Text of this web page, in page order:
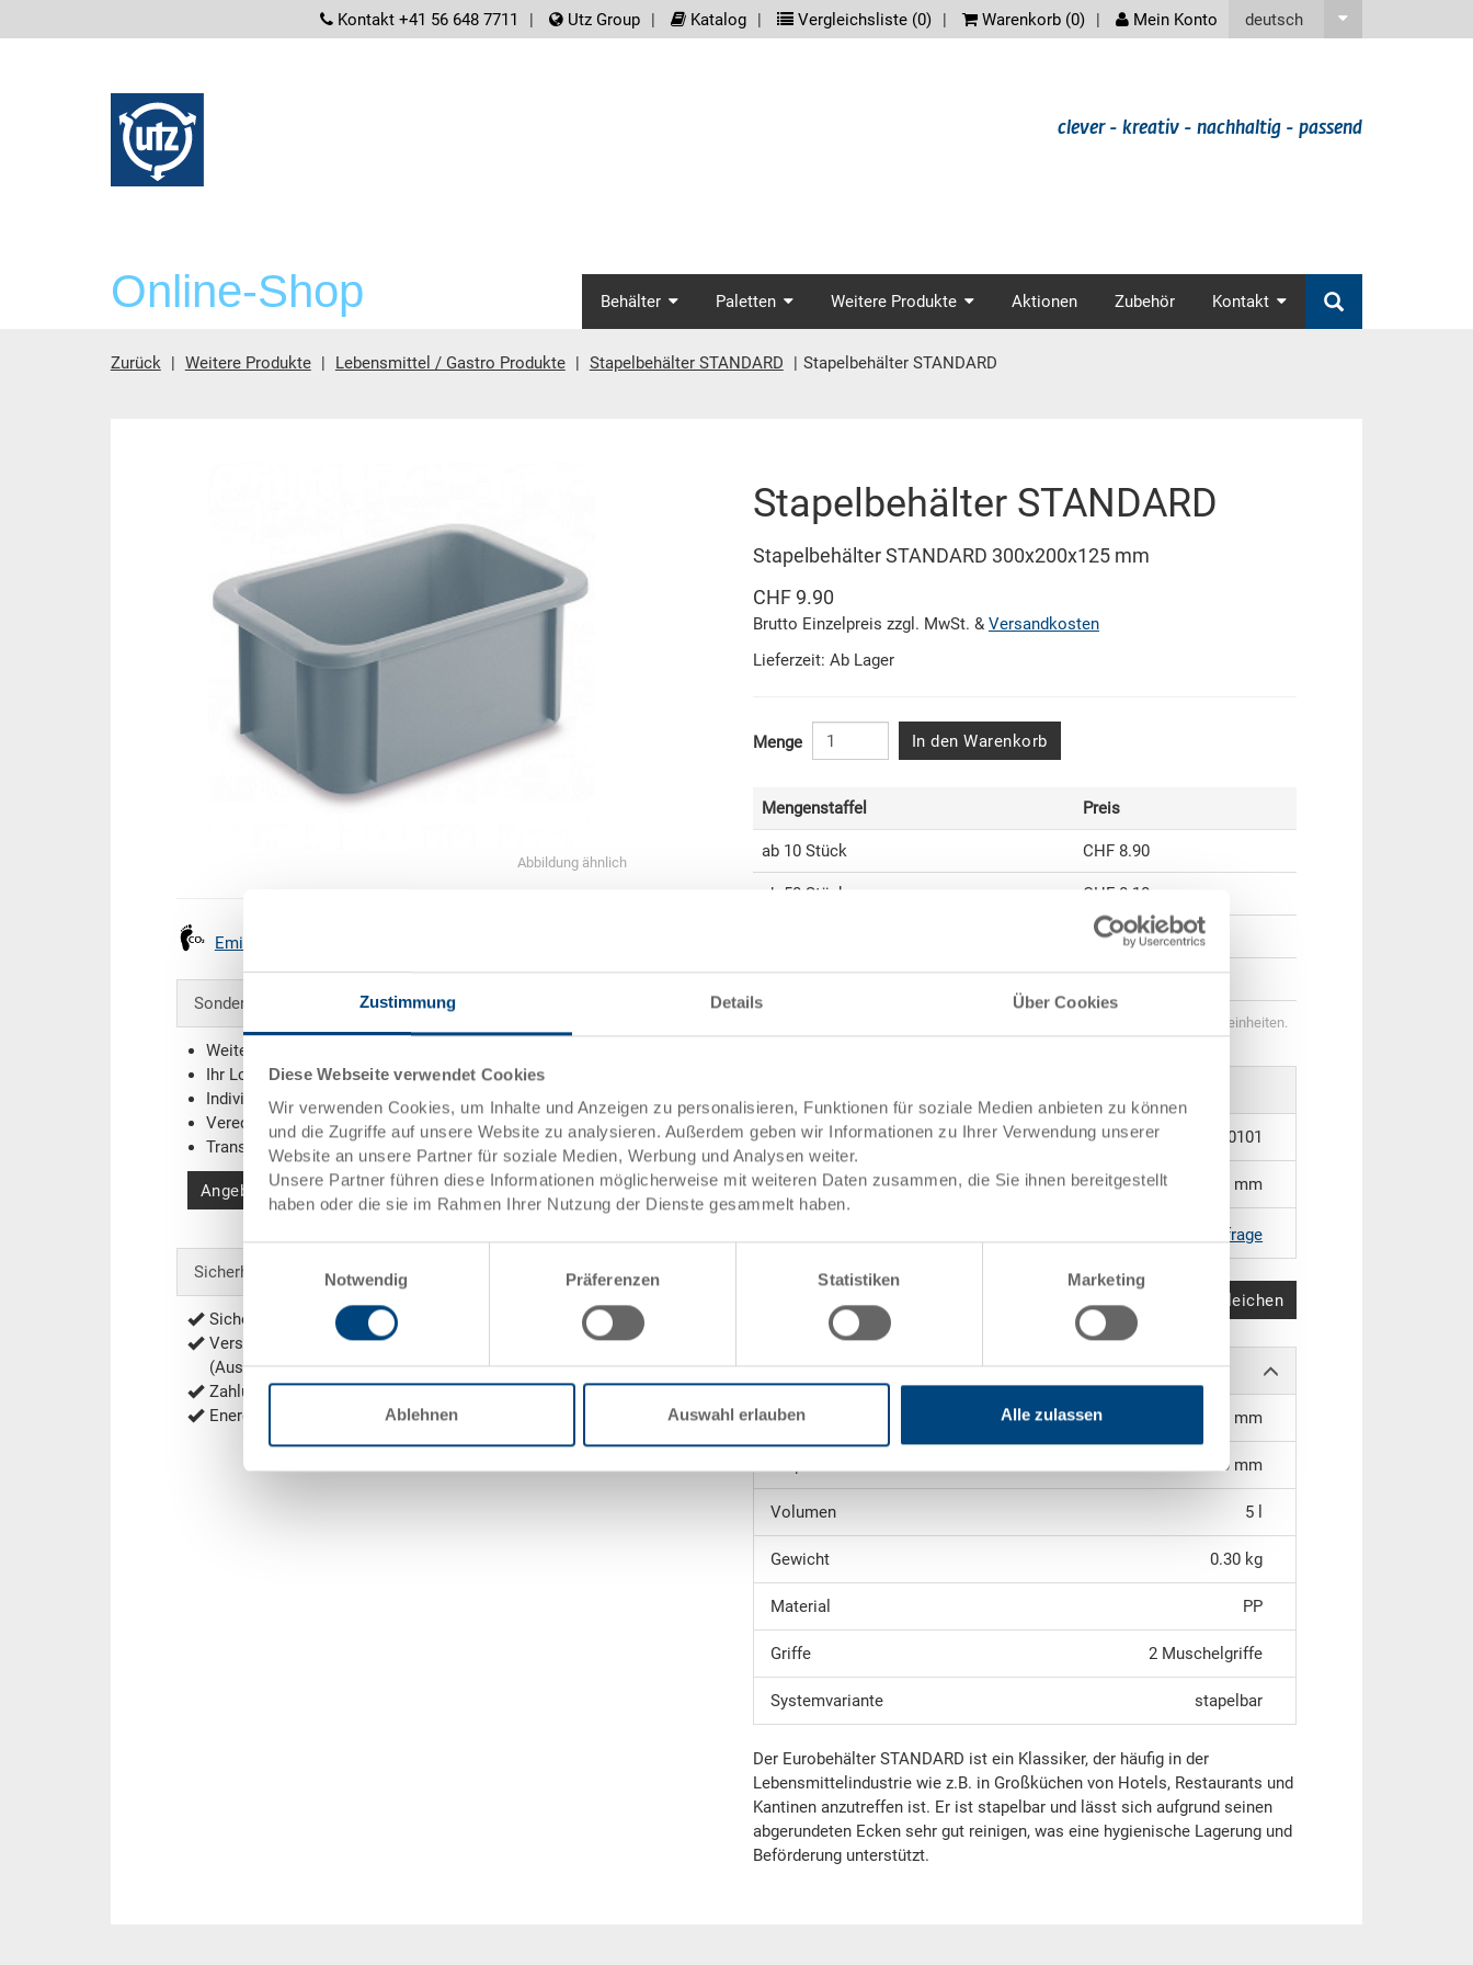
Zustimmung Details Über Cookies
Diese Webseite verwendet Cookies
Wir verwenden Cookies, um Inhalte und Anzeigen zu personalisieren, Funktionen für soziale Medien anbieten zu können
und die Zugriffe auf unsere Website zu analysieren. Außerdem geben wir Informationen zu Ihrer Verwendung unserer
Website an unsere Partner für soziale Medien, Werbung und Analysen weiter.
Unsere Partner führen diese Informationen möglicherweise mit weiteren Daten zusammen, die Sie ihnen bereitgestellt
haben oder die sie im Rahmen Ihrer Nutzung der Dienste gesammelt haben.
Einwilligungsauswahl
Notwendig
Präferenzen Statistiken Marketing
Ablehnen Auswahl erlauben Alle zulassen
deutsch
screenreader.meta_nav
Kontakt +41 56 648 7711 Utz Group Katalog Vergleichsliste (0) Warenkorb (0) Mein Konto
clever - kreativ - nachhaltig - passend
Online-Shop screenreader.main_nav
Behälter Paletten Weitere Produkte Aktionen Zubehör Kontakt
Zurück Weitere Produkte Lebensmittel / Gastro Produkte Stapelbehälter STANDARD Stapelbehälter STANDARD
Abbildung ähnlich
Emissionen
Sonderanfertigungen - Unser Spezialgebiet
Weitere Farben
Ihr Logo / Labeling(Beispiele)
Individuelle Systemlösungen
Veredelungen
Transponder (RFID) / Barcodes
(Beispiele)
Angebot anfordern
Sicherheit & Bestellung
Sichere Bestellung mit Verschlüsselung
Versandkostenfrei ab 1'000.- CHF Nettowarenwert
(Ausnahmen sieheVersandkosten)
Zahlung per Rechnung, Vorauskasse
Energieeffiziente und nachhaltige Produktion
Stapelbehälter STANDARD
Stapelbehälter STANDARD 300x200x125 mm
CHF 9.90
Brutto Einzelpreis zzgl. MwSt. & Versandkosten
Lieferzeit: Ab Lager
Menge In den Warenkorb
Mengenstaffel Preis
ab 10 Stück CHF 8.90
ab 50 Stück CHF 8.10
CHF 7.45
ab 250 Stück CHF 6.45
Mengenstaffeln entsprechen Verpackungseinheiten.
Bestellnummer 8-631N.7000.0101
Aussenmasse: 300 x 200 x 125 mm
Weitere Farben auf Anfrage
Angebot anfordern Produkt vergleichen
Technische Daten
Innenmasse 246 x 163 x 120 mm
110 mm
Volumen 5 l
Gewicht 0.30 kg
Material PP
Griffe 2 Muschelgriffe
Systemvariante stapelbar
Der Eurobehälter STANDARD ist ein Klassiker, der häufig in der
Lebensmittelindustrie wie z.B. in Großküchen von Hotels, Restaurants und
Kantinen anzutreffen ist. Er ist stapelbar und lässt sich aufgrund seinen
abgerundeten Ecken sehr gut reinigen, was eine hygienische Lagerung und
Beförderung unterstützt.